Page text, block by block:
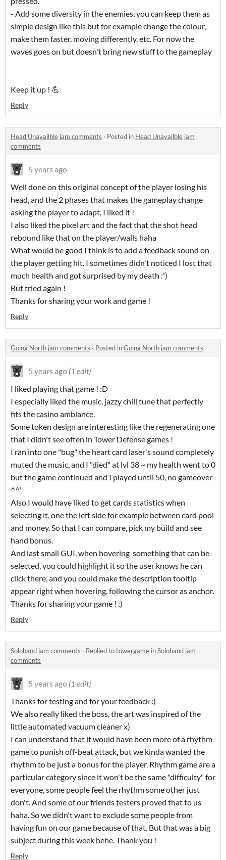
- Add some diversity in the enemies, you can keep them as
simple design like this but for example change the colour,
make them faster, moving differently, etc. For now the
waves goes on but doesn't bring new stuff to the gameplay
Keep it up ! 💪
Reply
Head Unavailble jam comments · Posted in Head Unavailble jam
comments
5 years ago
Well done on this original concept of the player losing his
head, and the 2 phases that makes the gameplay change
asking the player to adapt, I liked it !
I also liked the pixel art and the fact that the shot head
rebound like that on the player/walls haha
What would be good I think is to add a feedback sound on
the player getting hit. I sometimes didn't noticed I lost that
much health and got surprised by my death :')
But tried again !
Thanks for sharing your work and game !
Reply
Going North jam comments · Posted inGoing North jam comments
5 years ago (1 edit)
I liked playing that game ! :D
I especially liked the music, jazzy chill tune that perfectly
fits the casino ambiance.
Some token design are interesting like the regenerating one
that I didn't see often in Tower Defense games !
I ran into one "bug" the heart card laser's sound completely
muted the music, and I "died" at lvl 38 ~ my health went to 0
but the game continued and I played until 50, no gameover
^^'
Also I would have liked to get cards statistics when
selecting it, one the left side for example between card pool
and money. So that I can compare, pick my build and see
hand bonus.
And last small GUI, when hovering something that can be
selected, you could highlight it so the user knows he can
click there, and you could make the description tooltip
appear right when hovering, following the cursor as anchor.
Thanks for sharing your game ! :)
Reply
Soloband jam comments · Replied totowergame inSoloband jam
comments
5 years ago (1 edit)
Thanks for testing and for your feedback :)
We also really liked the boss, the art was inspired of the
little automated vacuum cleaner x)
I can understand that it would have been more of a rhythm
game to punish off-beat attack, but we kinda wanted the
rhythm to be just a bonus for the player. Rhythm game are a
particular category since it won't be the same "difficulty" for
everyone, some people feel the rhythm some other just
don't. And some of our friends testers proved that to us
haha. So we didn't want to exclude some people from
having fun on our game because of that. But that was a big
subject during this week hehe. Thank you !
Reply